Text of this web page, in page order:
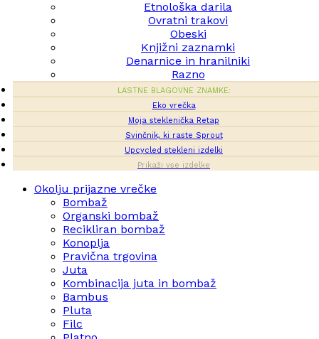
Etnološka darila
Ovratni trakovi
Obeski
Knjižni zaznamki
Denarnice in hranilniki
Razno
LASTNE BLAGOVNE ZNAMKE:
Eko vrečka
Moja steklenička Retap
Svinčnik, ki raste Sprout
Upcycled stekleni izdelki
Prikaži vse izdelke
Okolju prijazne vrečke
Bombaž
Organski bombaž
Recikliran bombaž
Konoplja
Pravična trgovina
Juta
Kombinacija juta in bombaž
Bambus
Pluta
Filc